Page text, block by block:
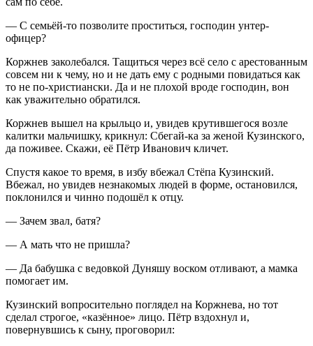
— С семьёй-то позволите проститься, господин унтер-
офицер?
Коржнев заколебался. Тащиться через всё село с арестованным
совсем ни к чему, но и не дать ему с родными повидаться как
то не по-христиански. Да и не плохой вроде господин, вон
как уважительно обратился.
Коржнев вышел на крыльцо и, увидев крутившегося возле
калитки мальчишку, крикнул: Сбегай-ка за женой Кузинского,
да поживее. Скажи, её Пётр Иванович кличет.
Спустя какое то время, в избу вбежал Стёпа Кузинский.
Вбежал, но увидев незнакомых людей в форме, остановился,
поклонился и чинно подошёл к отцу.
— Зачем звал, батя?
— А мать что не пришла?
— Да бабушка с ведовкой Дуняшу воском отливают, а мамка
помогает им.
Кузинский вопросительно поглядел на Коржнева, но тот
сделал строгое, «казённое» лицо. Пётр вздохнул и,
повернувшись к сыну, проговорил: